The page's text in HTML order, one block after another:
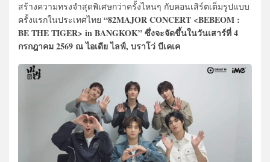
สร้างความทรงจำสุดพิเศษกว่าครั้งไหนๆ กับคอนเสิร์ตเต็มรูปแบบ
ครั้งแรกในประเทศไทย “82MAJOR CONCERT <BEBEOM :
BE THE TIGER> in BANGKOK” ซึ่งจะจัดขึ้นในวันเสาร์ที่ 4
กรกฎาคม 2569 ณ ไอเดีย ไลฟ์, บราโว่ บีเคเค